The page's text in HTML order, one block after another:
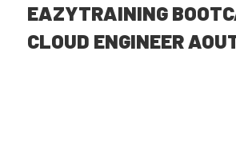
EAZYTRAINING
CLOUD ENGINEER